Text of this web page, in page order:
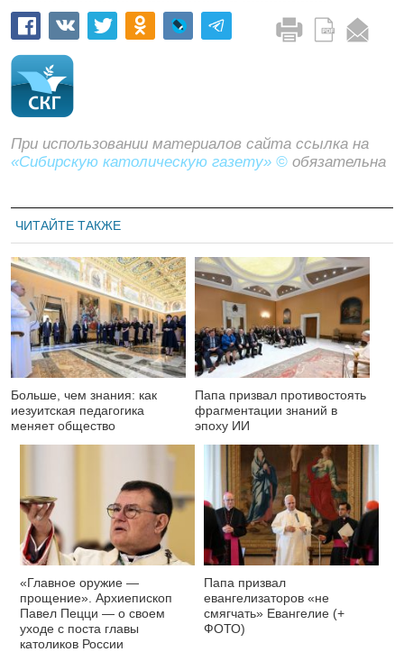
При использовании материалов сайта ссылка на
«Сибирскую католическую газету» © обязательна
ЧИТАЙТЕ ТАКЖЕ
Больше, чем знания: как
иезуитская педагогика
меняет общество
Папа призвал противостоять
фрагментации знаний в
эпоху ИИ
«Главное оружие —
прощение». Архиепископ
Павел Пецци — о своем
уходе с поста главы
католиков России
Папа призвал
евангелизаторов «не
смягчать» Евангелие (+
ФОТО)